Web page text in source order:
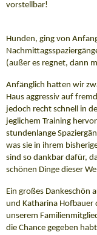
vorstellbar!
Hunden, ging von
(außer es regnet, dann
Anfänglich hatten wir
Haus aggressiv auf
jedoch recht schnell in
jeglichem Training
stundenlange
was sie in ihrem
sind so dankbar dafür,
schönen Dinge dieser
Ein großes Dankeschön
und Katharina Hofbauer
unserem
die Chance gegeben